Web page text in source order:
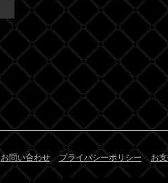
お問い合わせ プライバシーポリシー お